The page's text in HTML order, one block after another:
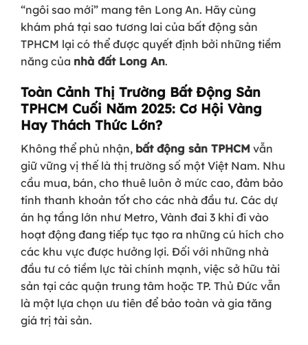
“ngôi sao mới” mang tên Long An. Hãy cùng
khám phá tại sao tương lai của bất động sản
TPHCM lại có thể được quyết định bởi những tiềm
năng của nhà đất Long An.
Toàn Cảnh Thị Trường Bất Động Sản
TPHCM Cuối Năm 2025: Cơ Hội Vàng
Hay Thách Thức Lớn?
Không thể phủ nhận, bất động sản TPHCM vẫn
giữ vững vị thế là thị trường số một Việt Nam. Nhu
cầu mua, bán, cho thuê luôn ở mức cao, đảm bảo
tính thanh khoản tốt cho các nhà đầu tư. Các dự
án hạ tầng lớn như Metro, Vành đai 3 khi đi vào
hoạt động đang tiếp tục tạo ra những cú hích cho
các khu vực được hưởng lợi. Đối với những nhà
đầu tư có tiềm lực tài chính mạnh, việc sở hữu tài
sản tại các quận trung tâm hoặc TP. Thủ Đức vẫn
là một lựa chọn ưu tiên để bảo toàn và gia tăng
giá trị tài sản.